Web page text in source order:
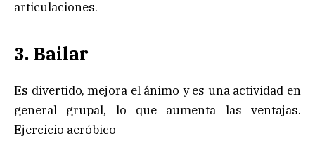
articulaciones.
3. Bailar
Es divertido, mejora el ánimo y es una actividad en
general grupal, lo que aumenta las ventajas.
Ejercicio aeróbico